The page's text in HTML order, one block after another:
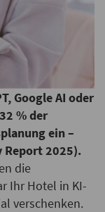
Google AI oder
% der
ein –
Report 2025).
die
Ihr Hotel in KI-
verschenken.